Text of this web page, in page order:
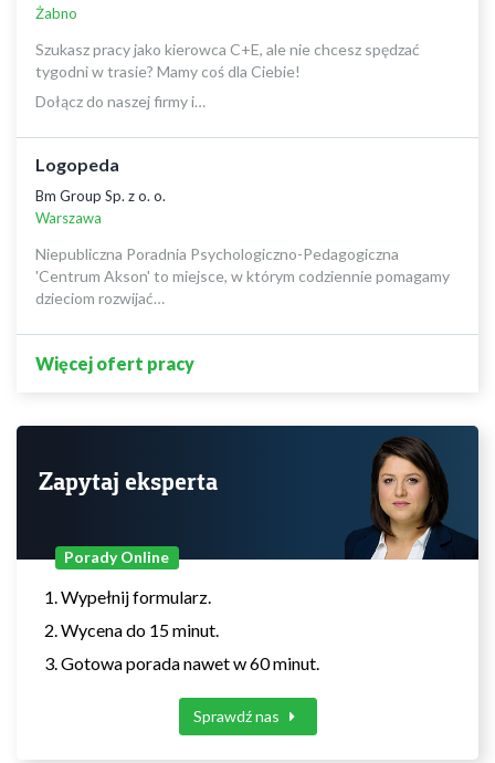
Żabno
Szukasz pracy jako kierowca C+E, ale nie chcesz spędzać
tygodni w trasie? Mamy coś dla Ciebie!
Dołącz do naszej firmy i…
Logopeda
Bm Group Sp. z o. o.
Warszawa
Niepubliczna Poradnia Psychologiczno-Pedagogiczna
'Centrum Akson' to miejsce, w którym codziennie pomagamy
dzieciom rozwijać…
Więcej ofert pracy
Zapytaj eksperta
Porady Online
Wypełnij formularz.
Wycena do 15 minut.
Gotowa porada nawet w 60 minut.
Sprawdź nas